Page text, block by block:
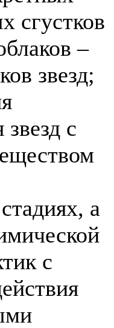
сгустков
–
звезд;
с
а
с